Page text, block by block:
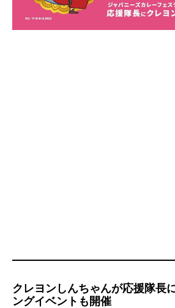
クレヨンしんちゃんが応援隊長
ングイベントも開催